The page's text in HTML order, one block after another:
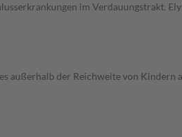
im Verdauungstrakt.
außerhalb der Reichweite von Kindern